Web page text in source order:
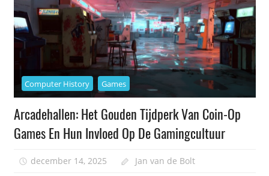
Computer History Games
Arcadehallen: Het Gouden Tijdperk Van Coin-Op
Games En Hun Invloed Op De Gamingcultuur
december 14, 2025 Jan van de Bolt